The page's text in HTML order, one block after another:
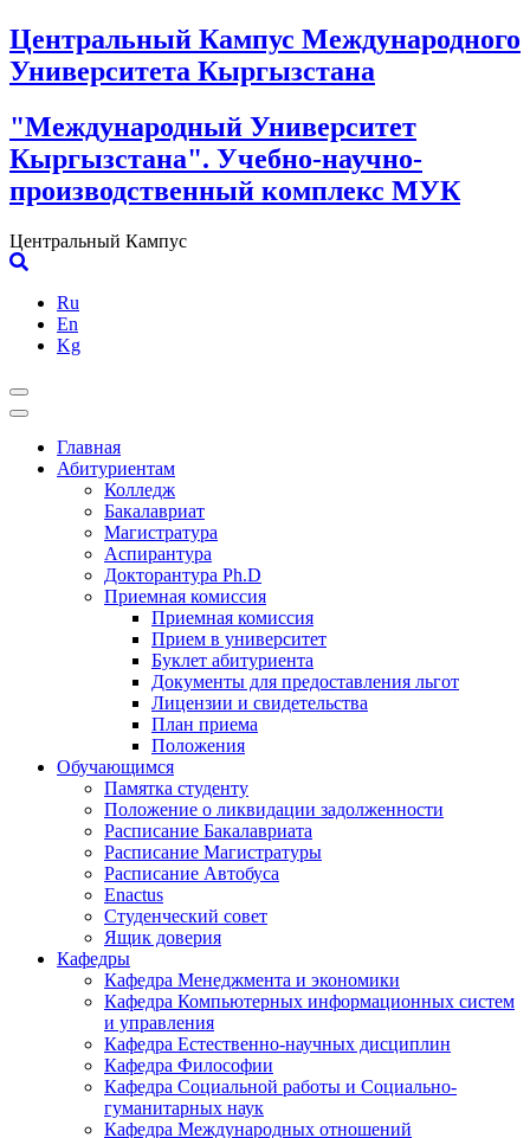
Skip
to
content
Центральный Кампус Международного
Университета Кыргызстана
"Международный Университет
Кыргызстана". Учебно-научно-
производственный комплекс МУК
Центральный Кампус
Ru
En
Kg
Главная
Абитуриентам
Колледж
Бакалавриат
Магистратура
Аспирантура
Докторантура Ph.D
Приемная комиссия
Приемная комиссия
Прием в университет
Буклет абитуриента
Документы для предоставления льгот
Лицензии и свидетельства
План приема
Положения
Обучающимся
Памятка студенту
Положение о ликвидации задолженности
Расписание Бакалавриата
Расписание Магистратуры
Расписание Автобуса
Enactus
Студенческий совет
Ящик доверия
Кафедры
Кафедра Менеджмента и экономики
Кафедра Компьютерных информационных систем
и управления
Кафедра Естественно-научных дисциплин
Кафедра Философии
Кафедра Социальной работы и Социально-
гуманитарных наук
Кафедра Международных отношений